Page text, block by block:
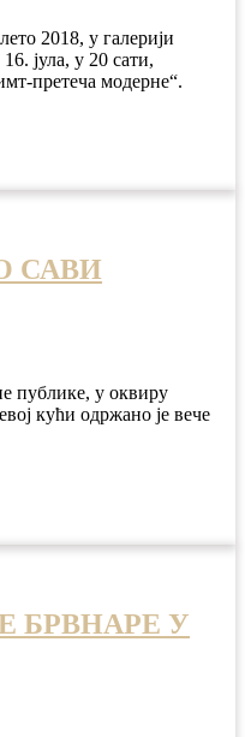
2018, у галерији
јула, у 20 сати,
претеча модерне“.
САВИ
публике, у оквиру
кући одржано је вече
БРВНАРЕ У